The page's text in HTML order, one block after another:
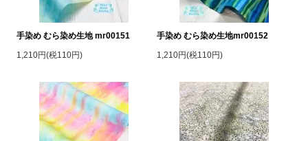
手染め むら染め生地 mr00151
1,210円(税110円)
手染め むら染め生地mr00152
1,210円(税110円)